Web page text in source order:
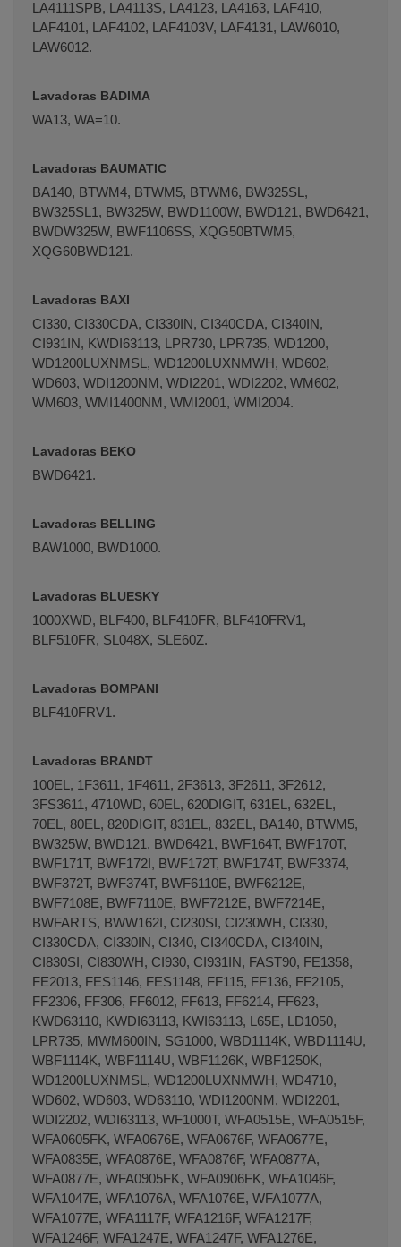
LA4111SPB, LA4113S, LA4123, LA4163, LAF410,
LAF4101, LAF4102, LAF4103V, LAF4131, LAW6010,
LAW6012.
Lavadoras BADIMA
WA13, WA=10.
Lavadoras BAUMATIC
BA140, BTWM4, BTWM5, BTWM6, BW325SL,
BW325SL1, BW325W, BWD1100W, BWD121, BWD6421,
BWDW325W, BWF1106SS, XQG50BTWM5,
XQG60BWD121.
Lavadoras BAXI
CI330, CI330CDA, CI330IN, CI340CDA, CI340IN,
CI931IN, KWDI63113, LPR730, LPR735, WD1200,
WD1200LUXNMSL, WD1200LUXNMWH, WD602,
WD603, WDI1200NM, WDI2201, WDI2202, WM602,
WM603, WMI1400NM, WMI2001, WMI2004.
Lavadoras BEKO
BWD6421.
Lavadoras BELLING
BAW1000, BWD1000.
Lavadoras BLUESKY
1000XWD, BLF400, BLF410FR, BLF410FRV1,
BLF510FR, SL048X, SLE60Z.
Lavadoras BOMPANI
BLF410FRV1.
Lavadoras BRANDT
100EL, 1F3611, 1F4611, 2F3613, 3F2611, 3F2612,
3FS3611, 4710WD, 60EL, 620DIGIT, 631EL, 632EL,
70EL, 80EL, 820DIGIT, 831EL, 832EL, BA140, BTWM5,
BW325W, BWD121, BWD6421, BWF164T, BWF170T,
BWF171T, BWF172I, BWF172T, BWF174T, BWF3374,
BWF372T, BWF374T, BWF6110E, BWF6212E,
BWF7108E, BWF7110E, BWF7212E, BWF7214E,
BWFARTS, BWW162I, CI230SI, CI230WH, CI330,
CI330CDA, CI330IN, CI340, CI340CDA, CI340IN,
CI830SI, CI830WH, CI930, CI931IN, FAST90, FE1358,
FE2013, FES1146, FES1148, FF115, FF136, FF2105,
FF2306, FF306, FF6012, FF613, FF6214, FF623,
KWD63110, KWDI63113, KWI63113, L65E, LD1050,
LPR735, MWM600IN, SG1000, WBD1114K, WBD1114U,
WBF1114K, WBF1114U, WBF1126K, WBF1250K,
WD1200LUXNMSL, WD1200LUXNMWH, WD4710,
WD602, WD603, WD63110, WDI1200NM, WDI2201,
WDI2202, WDI63113, WF1000T, WFA0515E, WFA0515F,
WFA0605FK, WFA0676E, WFA0676F, WFA0677E,
WFA0835E, WFA0876E, WFA0876F, WFA0877A,
WFA0877E, WFA0905FK, WFA0906FK, WFA1046F,
WFA1047E, WFA1076A, WFA1076E, WFA1077A,
WFA1077E, WFA1117F, WFA1216F, WFA1217F,
WFA1246F, WFA1247E, WFA1247F, WFA1276E,
Terminal de consulta ○ Motor activo -Kit 2
amortiguadores lavadora FAGOR EDESA ASPES
(LC4D000A1)